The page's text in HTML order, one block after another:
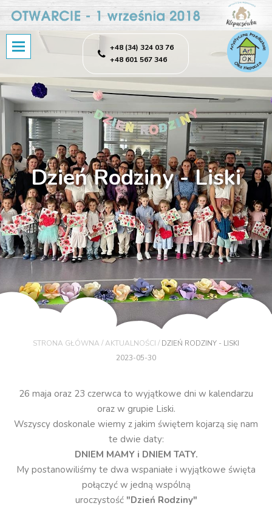
+48 (34) 324 03 76
+48 601 567 346
Dzień Rodziny - Liski
STRONA GŁÓWNA /AKTUALNOŚCI /DZIEŃ RODZINY - LISKI
2023-05-30
26 maja oraz 23 czerwca to wyjątkowe dni w kalendarzu
oraz w grupie Liski.
Wszyscy doskonale wiemy z jakim świętem kojarzą się nam
te dwie daty:
DNIEM MAMY i DNIEM TATY.
My postanowiliśmy te dwa wspaniałe i wyjątkowe święta
połączyć w jedną wspólną
uroczystość "Dzień Rodziny"